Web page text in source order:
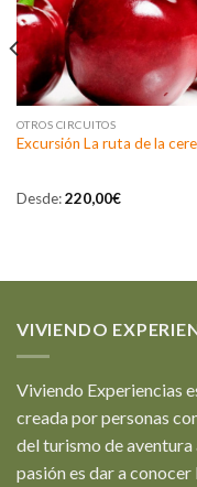
OTROS CIRCUITOS
Excursión La ruta de la
Desde:220,00€
VIVIENDO
Viviendo Experiencias
creada por personas
del turismo de
pasión es dar a